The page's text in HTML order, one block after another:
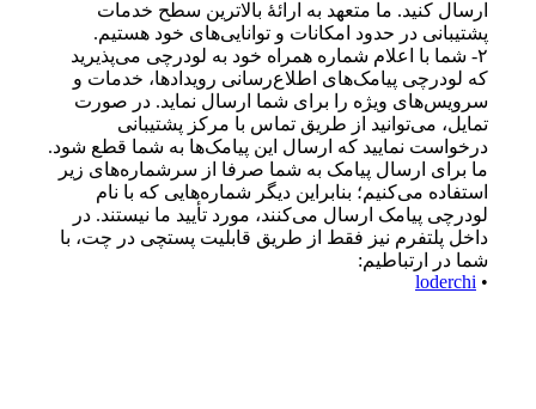
ارسال کنید. ما متعهد به ارائهٔ بالاترین سطح خدمات
پشتیبانی در حدود امکانات و توانایی‌های خود هستیم.
۲- شما با اعلام شماره همراه خود به لودرچی می‌پذیرید
که لودرچی پیامک‌های اطلاع‌رسانی رویدادها، خدمات و
سرویس‌های ویژه را برای شما ارسال نماید. در صورت
تمایل، می‌توانید از طریق تماس با مرکز پشتیبانی
درخواست نمایید که ارسال این پیامک‌ها به شما قطع شود.
ما برای ارسال پیامک به شما صرفا از سرشماره‌های زیر
استفاده می‌کنیم؛ بنابراین دیگر شماره‌هایی که با نام
لودرچی پیامک ارسال می‌کنند، مورد تأیید ما نیستند. در
داخل پلتفرم نیز فقط از طریق قابلیت پستچی در چت، با
شما در ارتباطیم:
•
loderchi